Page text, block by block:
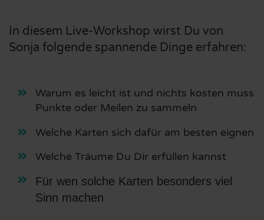
In diesem Live-Workshop wirst Du von
Sonja folgende spannende Dinge erfahren:
Warum es leicht ist und nichts kosten muss
Punkte oder Meilen zu sammeln
Welche Karten sich dafür am besten eignen
Welche Träume Du Dir erfüllen kannst
Für wen solche Karten besonders viel
Sinn machen